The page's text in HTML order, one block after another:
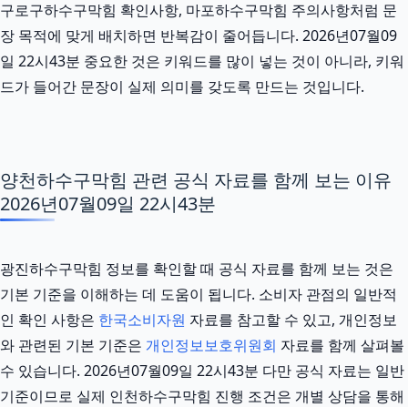
구로구하수구막힘 확인사항, 마포하수구막힘 주의사항처럼 문
장 목적에 맞게 배치하면 반복감이 줄어듭니다. 2026년07월09
일 22시43분 중요한 것은 키워드를 많이 넣는 것이 아니라, 키워
드가 들어간 문장이 실제 의미를 갖도록 만드는 것입니다.
양천하수구막힘 관련 공식 자료를 함께 보는 이유
2026년07월09일 22시43분
광진하수구막힘 정보를 확인할 때 공식 자료를 함께 보는 것은
기본 기준을 이해하는 데 도움이 됩니다. 소비자 관점의 일반적
인 확인 사항은 한국소비자원 자료를 참고할 수 있고, 개인정보
와 관련된 기본 기준은 개인정보보호위원회 자료를 함께 살펴볼
수 있습니다. 2026년07월09일 22시43분 다만 공식 자료는 일반
기준이므로 실제 인천하수구막힘 진행 조건은 개별 상담을 통해